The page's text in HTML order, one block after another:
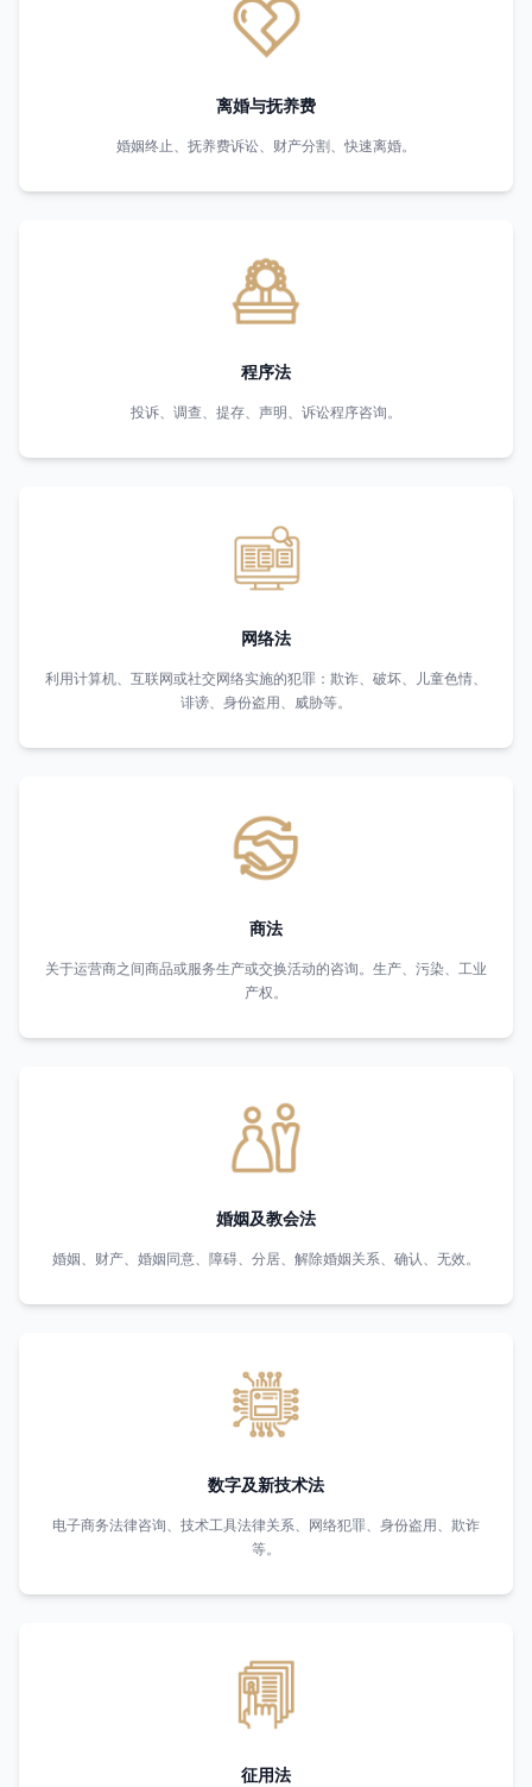
离婚与抚养费
婚姻终止、抚养费诉讼、财产分割、快速离婚。
程序法
投诉、调查、提存、声明、诉讼程序咨询。
网络法
利用计算机、互联网或社交网络实施的犯罪：欺诈、破坏、儿童色情、
诽谤、身份盗用、威胁等。
商法
关于运营商之间商品或服务生产或交换活动的咨询。生产、污染、工业
产权。
婚姻及教会法
婚姻、财产、婚姻同意、障碍、分居、解除婚姻关系、确认、无效。
数字及新技术法
电子商务法律咨询、技术工具法律关系、网络犯罪、身份盗用、欺诈
等。
征用法